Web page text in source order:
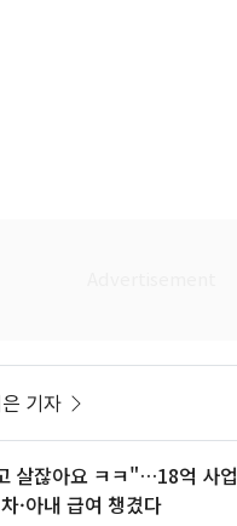
기자
살잖아요 ㅋㅋ"…18억 사업
·아내 급여 챙겼다